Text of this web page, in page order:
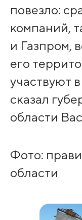
повезло:
компаний,
и Газпром,
его
участвуют
сказал
области
Фото:
области